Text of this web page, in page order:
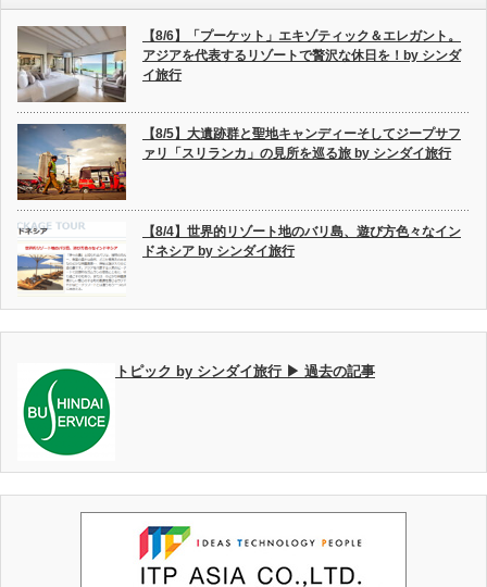
【8/6】「プーケット」エキゾティック＆エレガント。
アジアを代表するリゾートで贅沢な休日を！by シンダ
イ旅行
【8/5】大遺跡群と聖地キャンディーそしてジープサフ
ァリ「スリランカ」の見所を巡る旅 by シンダイ旅行
【8/4】世界的リゾート地のバリ島、遊び方色々なイン
ドネシア by シンダイ旅行
トピック by シンダイ旅行 ▶ 過去の記事